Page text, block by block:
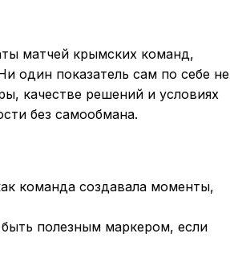
матчей крымских команд,
один показатель сам по себе не
качестве решений и условиях
без самообмана.
команда создавала моменты,
полезным маркером, если